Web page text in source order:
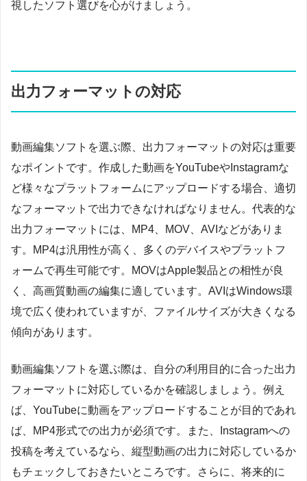
視したソフト選びを心がけましょう。
出力フォーマットの対応
動画編集ソフトを選ぶ際、出力フォーマットの対応は重要
なポイントです。作成した動画をYouTubeやInstagramな
ど様々なプラットフォームにアップロードする場合、適切
なフォーマットで出力できなければなりません。代表的な
出力フォーマットには、MP4、MOV、AVIなどがありま
す。MP4は汎用性が高く、多くのデバイスやプラットフ
ォームで再生可能です。MOVはApple製品との相性が良
く、高画質動画の編集に適しています。AVIはWindows環
境で広く使われていますが、ファイルサイズが大きくなる
傾向があります。
動画編集ソフトを選ぶ際は、自分の利用目的に合った出力
フォーマットに対応しているかを確認しましょう。例え
ば、YouTubeに動画をアップロードすることが目的であれ
ば、MP4形式での出力が必須です。また、Instagramへの
投稿を考えているなら、縦型動画の出力に対応しているか
もチェックしておきたいところです。さらに、将来的に